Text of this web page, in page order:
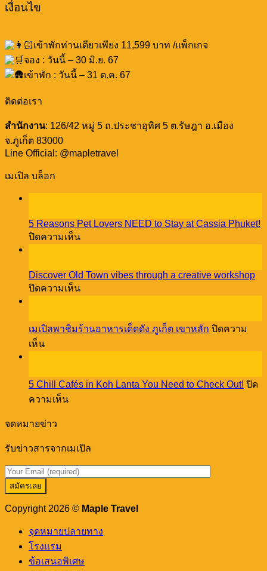
เงื่อนไข
เข้าพักท่านเดียวเพียง 11,599 บาท /แพ็กเกจ
จอง : วันนี้ – 30 มิ.ย. 67
เข้าพัก : วันนี้ – 31 ต.ค. 67
ติดต่อเรา
สำนักงาน: 126/42 หมู่ 5 ถ.ประชาอุทิศ 5 ต.รัษฎา อ.เมือง
จ.ภูเก็ต 83000
Line Official: @mapletravel
เมเปิล บล็อก
5 Reasons Pet Lovers NEED to Stay at Cassia Phuket!
ปิดความเห็นบน
Pet
Lovers
NEED
at
Cassia
Discover Old Town vibes through a creative workshop
ปิดความเห็นบน
Town
vibes
เมเปิลพาชิมร้านอาหารเด็ดดัง ภูเก็ต เขาหลัก ปิดความ
เห็นบน
พา
ชิม
ร้าน
เด็ด
ภูเก็ต
เขา
หลัก
5 Chill Cafés in Koh Lanta You Need to Check Out! ปิด
ความเห็นบน
Koh
Lanta
You
Check
จดหมายข่าว
รับข่าวสารจากเมเปิล
Copyright 2026 © Maple Travel
จุดหมายปลายทาง
โรงแรม
ข้อเสนอพิเศษ